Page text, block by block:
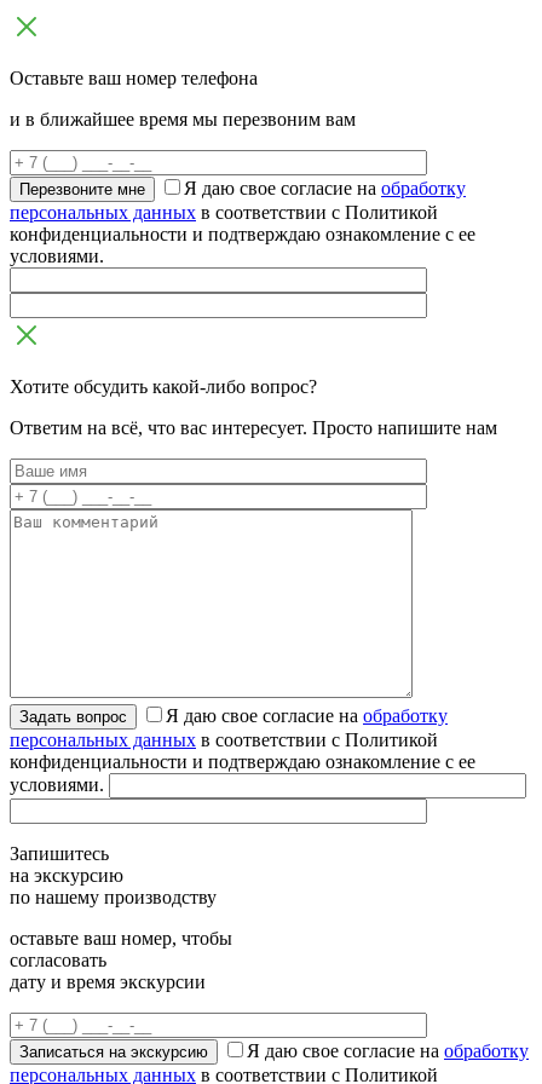
Оставьте ваш номер телефона
и в ближайшее время мы перезвоним вам
Я даю свое согласие на обработку
персональных данных в соответствии с Политикой
конфиденциальности и подтверждаю ознакомление с ее
условиями.
Хотите обсудить какой-либо вопрос?
Ответим на всё, что вас интересует. Просто напишите нам
Я даю свое согласие на обработку
персональных данных в соответствии с Политикой
конфиденциальности и подтверждаю ознакомление с ее
условиями.
Запишитесь
на экскурсию
по нашему производству
оставьте ваш номер, чтобы
согласовать
дату и время экскурсии
Я даю свое согласие на обработку
персональных данных в соответствии с Политикой